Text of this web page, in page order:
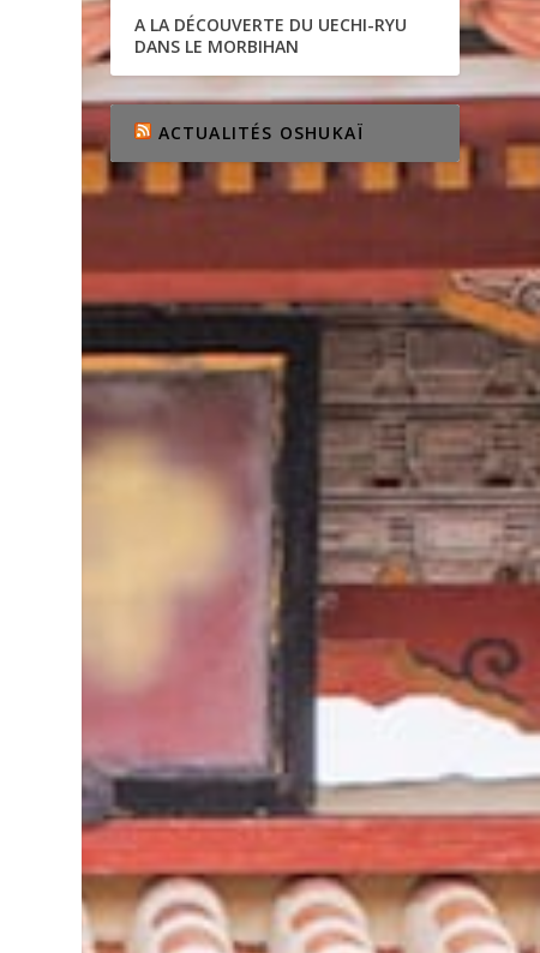
A LA DÉCOUVERTE DU UECHI-RYU
DANS LE MORBIHAN
ACTUALITÉS OSHUKAÏ